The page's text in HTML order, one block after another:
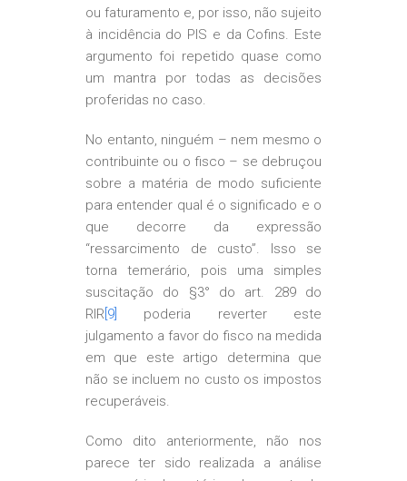
ou faturamento e, por isso, não sujeito
à incidência do PIS e da Cofins. Este
argumento foi repetido quase como
um mantra por todas as decisões
proferidas no caso.
No entanto, ninguém – nem mesmo o
contribuinte ou o fisco – se debruçou
sobre a matéria de modo suficiente
para entender qual é o significado e o
que decorre da expressão
“ressarcimento de custo”. Isso se
torna temerário, pois uma simples
suscitação do §3° do art. 289 do
RIR [9]
poderia reverter este
julgamento a favor do fisco na medida
em que este artigo determina que
não se incluem no custo os impostos
recuperáveis.
Como dito anteriormente, não nos
parece ter sido realizada a análise